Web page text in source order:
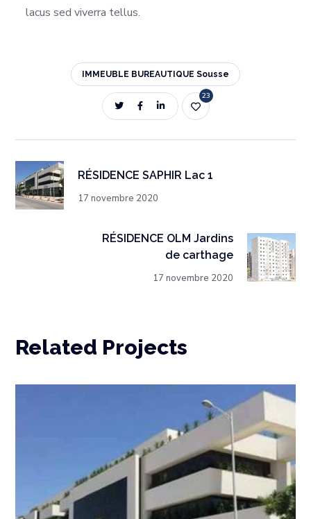
lacus sed viverra tellus.
IMMEUBLE BUREAUTIQUE Sousse
23
RÉSIDENCE SAPHIR Lac 1
17 novembre 2020
RÉSIDENCE OLM Jardins
de carthage
17 novembre 2020
Related Projects